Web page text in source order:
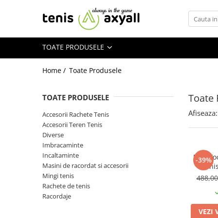
Rachete tenis
Rachete Juniori
TOATE PRODUSELE
Home / Toate Produsele
Toate
TOATE PRODUSELE
Accesorii Rachete Tenis
Accesorii Teren Tenis
Diverse
Imbracaminte
Incaltaminte
Masini de racordat si accesorii
Mingi tenis
Rachete de tenis
Racordaje
Afiseaza:
-39%
MSV
VEZI